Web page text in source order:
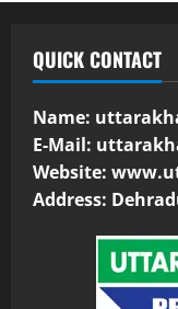
QUICK CONTACT
Name:
E-Mail:
Website:
Address: